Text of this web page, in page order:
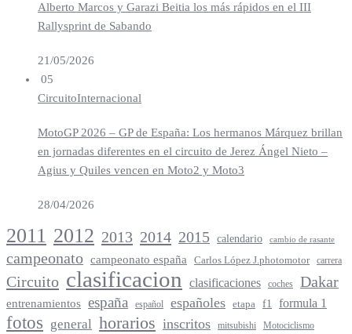
Alberto Marcos y Garazi Beitia los más rápidos en el III
Rallysprint de Sabando
21/05/2026
05
CircuitoInternacional
MotoGP 2026 – GP de España: Los hermanos Márquez brillan
en jornadas diferentes en el circuito de Jerez Ángel Nieto –
Agius y Quiles vencen en Moto2 y Moto3
28/04/2026
2011 2012 2013 2014 2015 calendario cambio de rasante
campeonato campeonato españa Carlos López J.photomotor carrera
Circuito clasificacion clasificaciones coches Dakar
entrenamientos españa español españoles etapa f1 formula 1
fotos general horarios inscritos mitsubishi Motociclismo